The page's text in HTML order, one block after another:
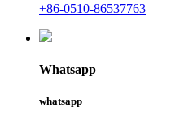
+86-0510-86537763
Whatsapp
whatsapp